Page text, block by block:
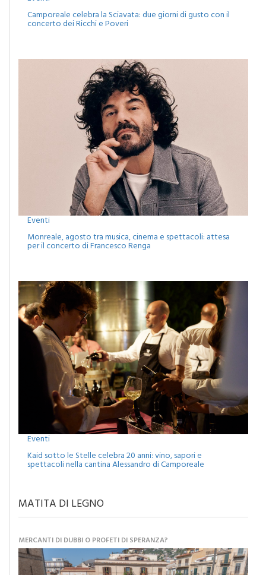
Eventi
Eventi
Monreale, agosto tra musica, cinema e spettacoli: attesa
Eventi
Kaid sotto le Stelle celebra 20 anni: vino, sapori e
MATITA DI LEGNO
MERCANTI DI DUBBI O PROFETI DI SPERANZA?